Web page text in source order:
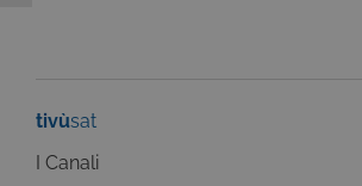
tivùsat
I Canali